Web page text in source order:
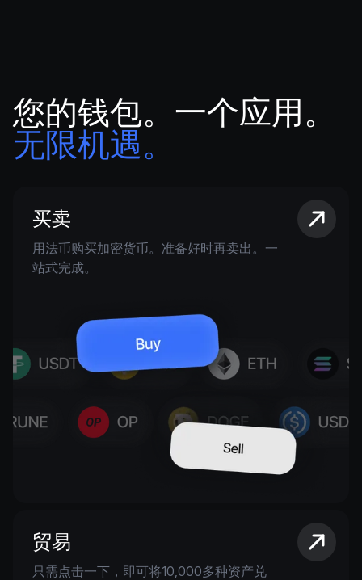
您的钱包。一个应用。
无限机遇。
买卖
用法币购买加密货币。准备好时再卖出。一
站式完成。
贸易
只需点击一下，即可将10,000多种资产兑